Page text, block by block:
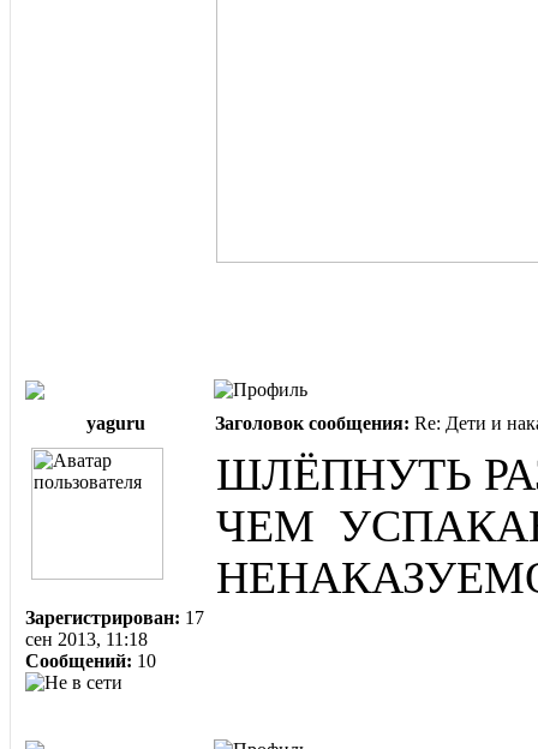
yaguru Заголовок сообщения: Re: Дети и
Зарегистрирован: 17
сен 2013, 11:18
Сообщений: 10
ШЛЁПНУТЬ
ЧЕМ